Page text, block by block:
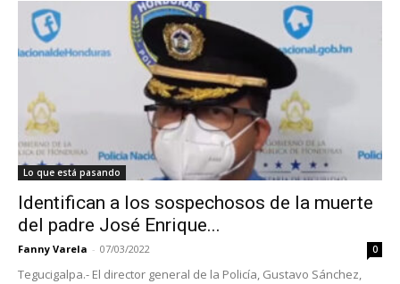
Lo que está pasando
Identifican a los sospechosos de la muerte
del padre José Enrique...
Fanny Varela - 07/03/2022 0
Tegucigalpa.- El director general de la Policía, Gustavo Sánchez,